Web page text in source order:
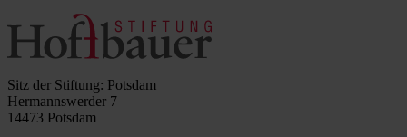
Sitz der Stiftung: Potsdam
Hermannswerder 7
14473 Potsdam